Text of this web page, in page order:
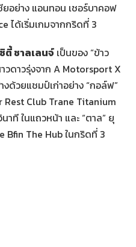
อย่าง แอนทอน เชอร์บาคอฟ
ได้เริ่มเกมจากกริดที่ 3
ตี้ ชาลเลนจ์ เป็นของ “ข้าว
ดาวรุ่งจาก A Motorsport X
ด้วยแชมป์เก่าอย่าง “กอล์ฟ”
Rest Club Trane Titanium
าที ในแถวหน้า และ “ตาล” ยุ
Bfin The Hub ในกริดที่ 3